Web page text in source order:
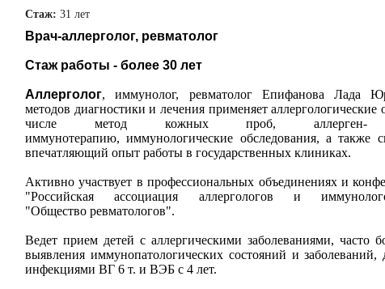
Стаж: 31 лет
Врач-аллерголог, ревматолог
Стаж работы - более 30 лет
Аллерголог, иммунолог, ревматолог Епифанова Лада
методов диагностики и лечения применяет аллергологические
числе метод кожных проб, аллерген-
иммунотерапию, иммунологические обследования, а также
впечатляющий опыт работы в государственных клиниках.
Активно участвует в профессиональных объединениях и
"Российская ассоциация аллергологов и
"Общество ревматологов".
Ведет прием детей с аллергическими заболеваниями, часто
выявления иммунопатологических состояний и
инфекциями ВГ 6 т. и ВЭБ с 4 лет.